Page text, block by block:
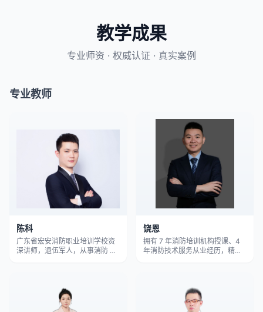
教学成果
专业师资 · 权威认证 · 真实案例
专业教师
陈科
广东省宏安消防职业培训学校资
深讲师，退伍军人，从事消防 防
业等消防安 全讲师。主要培训项
目有:消防职业培训、社会消防普
及 培训、消防责任人管理人培训
饶恩
拥有 7 年消防培训机构授课、4
年消防技术服务从业经历，精通
足实操落地，协助企业健全消防
安全管理制度、规范日常消防运